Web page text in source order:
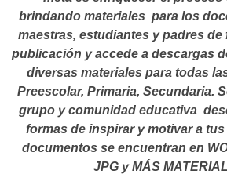
brindando materiales para los
maestras, estudiantes y padres de
publicación y accede a descargas
diversas materiales para todas
Preescolar, Primaria, Secundaria.
grupo y comunidad educativa
formas de inspirar y motivar a
documentos se encuentran en
JPG y MÁS